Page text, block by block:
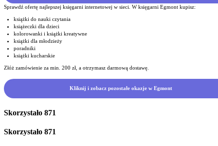
Sprawdź ofertę najlepszej księgarni internetowej w sieci. W księgarni Egmont kupisz:
książki do nauki czytania
książeczki dla dzieci
kolorowanki i książki kreatywne
książki dla młodzieży
poradniki
książki kucharskie
Złóż zamówienie za min. 200 zł, a otrzymasz darmową dostawę.
Kliknij i zobacz pozostałe okazje w Egmont
Skorzystało 871
Skorzystało 871